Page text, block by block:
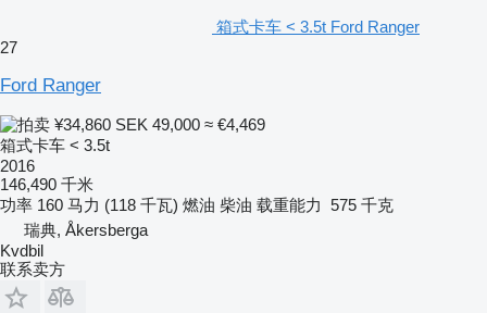
箱式卡车 < 3.5t Ford Ranger
27
Ford Ranger
¥34,860 SEK 49,000 ≈ €4,469
箱式卡车 < 3.5t
2016
146,490 千米
功率 160 马力 (118 千瓦) 燃油 柴油 载重能力 575 千克
瑞典, Åkersberga
Kvdbil
联系卖方